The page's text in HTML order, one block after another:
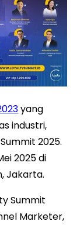
yang
industri,
2025.
2025 di
Jakarta.
Summit
Marketer,